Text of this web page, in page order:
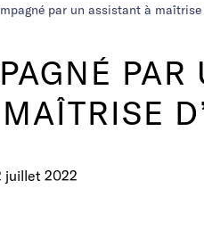
par un assistant à maîtrise
PAR
juillet 2022